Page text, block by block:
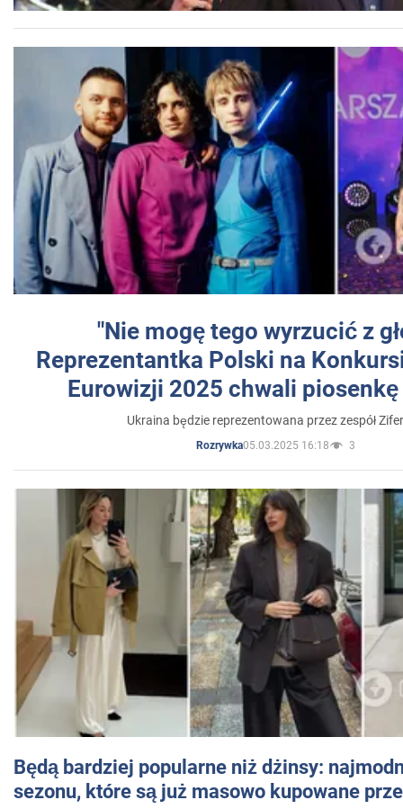
"Nie mogę tego wyrzucić z
Reprezentantka Polski na
Eurowizji 2025 chwali
Ukraina będzie reprezentowana przez zespół
Rozrywka05.03.2025 16:18 3
Będą bardziej popularne niż dżinsy:
sezonu, które są już masowo kupowane